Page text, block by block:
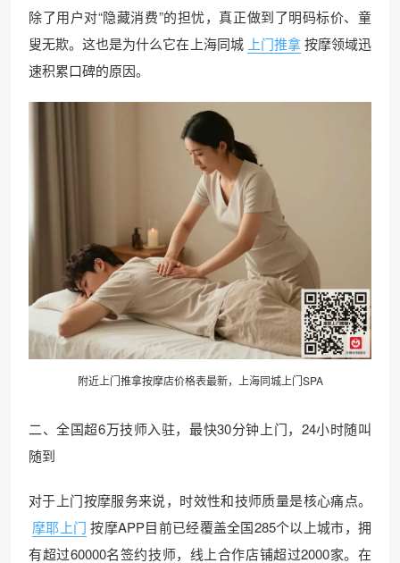
除了用户对“隐藏消费”的担忧，真正做到了明码标价、童
叟无欺。这也是为什么它在上海同城 上门推拿按摩领域迅
速积累口碑的原因。
附近上门推拿按摩店价格表最新，上海同城上门SPA
二、全国超6万技师入驻，最快30分钟上门，24小时随叫
随到
对于上门按摩服务来说，时效性和技师质量是核心痛点。
摩耶上门 按摩APP目前已经覆盖全国285个以上城市，拥
有超过60000名签约技师，线上合作店铺超过2000家。在